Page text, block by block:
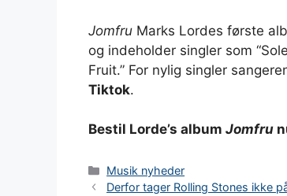
Jomfru Marks Lordes første
og indeholder singler som
Fruit.” For nylig singler
Tiktok.
Bestil Lorde’s album Jomfru
Kategorier
Musik nyheder
Derfor tager Rolling Stones ikke